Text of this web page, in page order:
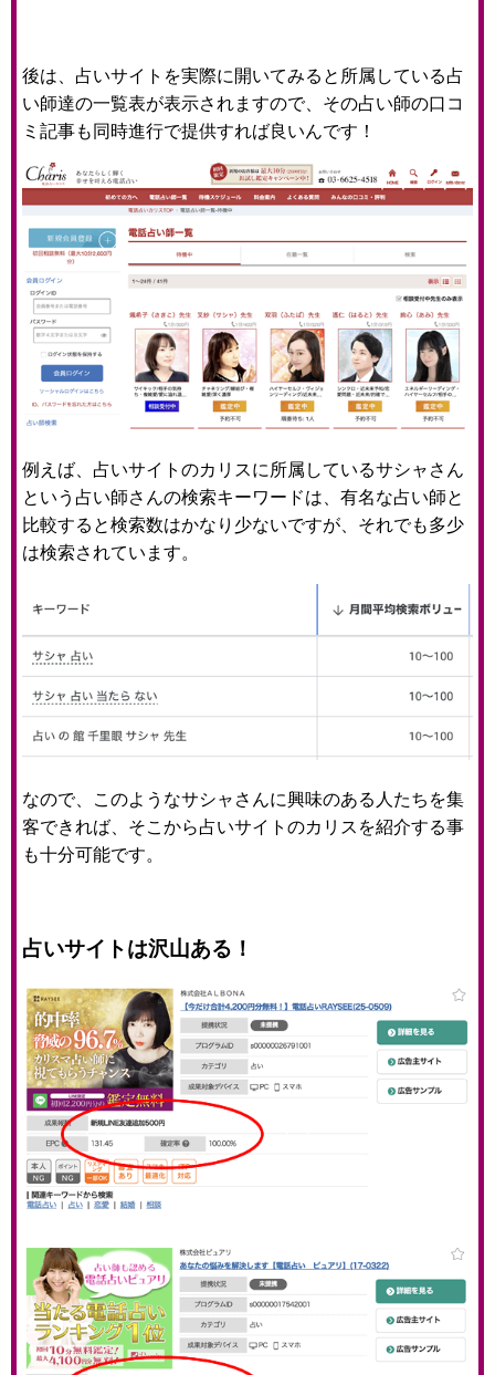
後は、占いサイトを実際に開いてみると所属している占
い師達の一覧表が表示されますので、その占い師の口コ
ミ記事も同時進行で提供すれば良いんです！
例えば、占いサイトのカリスに所属しているサシャさん
という占い師さんの検索キーワードは、有名な占い師と
比較すると検索数はかなり少ないですが、それでも多少
は検索されています。
なので、このようなサシャさんに興味のある人たちを集
客できれば、そこから占いサイトのカリスを紹介する事
も十分可能です。
占いサイトは沢山ある！